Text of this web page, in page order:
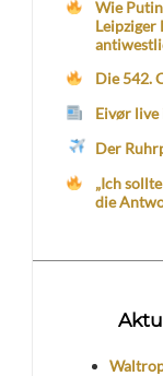
Wie
Leipziger
Die 542.
Eivør
Der
„Ich
die